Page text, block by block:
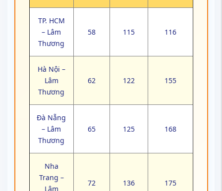
TP. HCM
– Lâm
Thương
58 115 116
Hà Nội –
Lâm
Thương
62 122 155
Đà Nẵng
– Lâm
Thương
65 125 168
Nha
Trang –
Lâm
72 136 175